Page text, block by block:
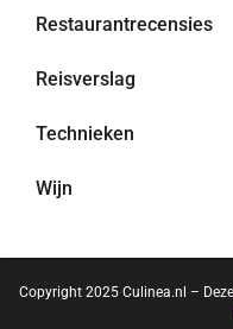
Restaurantrecensies
Reisverslag
Technieken
Wijn
Copyright 2025 Culinea.nl –